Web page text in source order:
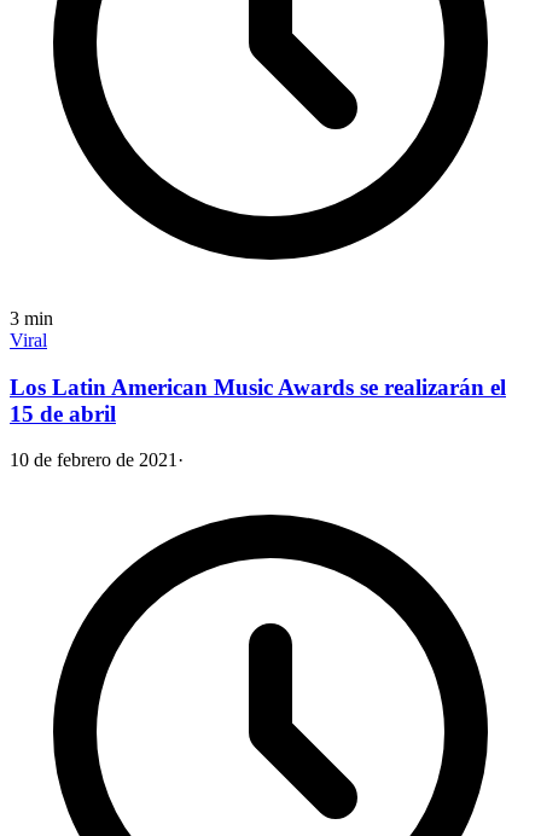
3 min
Viral
Los Latin American Music Awards se realizarán el
15 de abril
10 de febrero de 2021 ·